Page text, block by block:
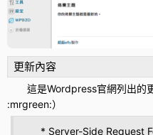
更新內容
這是Wordpress官網列出的
:mrgreen:）
* Server-Side Request